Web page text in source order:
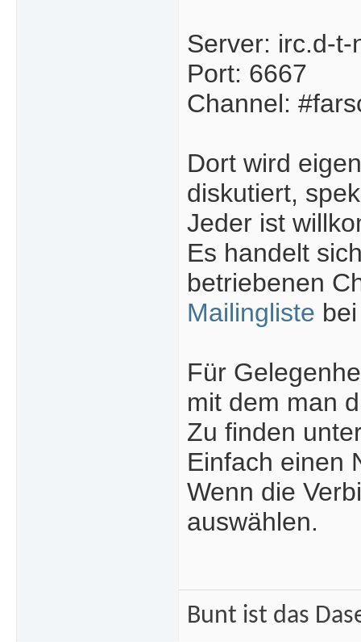
Server: irc.d-t-
Port: 6667
Channel:
Dort wird
diskutiert,
Jeder ist
Es handelt
betriebenen
Mailingliste
Für
mit dem man
Zu finden
Einfach einen
Wenn die
auswählen.
Bunt ist das